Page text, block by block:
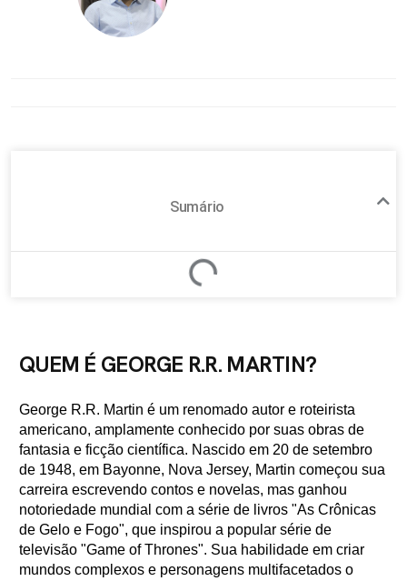
Sumário
QUEM É GEORGE R.R. MARTIN?
George R.R. Martin é um renomado autor e roteirista
americano, amplamente conhecido por suas obras de
fantasia e ficção científica. Nascido em 20 de setembro
de 1948, em Bayonne, Nova Jersey, Martin começou sua
carreira escrevendo contos e novelas, mas ganhou
notoriedade mundial com a série de livros "As Crônicas
de Gelo e Fogo", que inspirou a popular série de
televisão "Game of Thrones". Sua habilidade em criar
mundos complexos e personagens multifacetados o